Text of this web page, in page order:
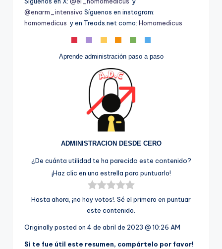
@enarm_intensivo Síguenos en instagram:
homomedicus y en Treads.net como: Homomedicus
Aprende administración paso a paso
ADMINISTRACION DESDE CERO
¿De cuánta utilidad te ha parecido este contenido?
¡Haz clic en una estrella para puntuarlo!
Hasta ahora, ¡no hay votos!. Sé el primero en puntuar
este contenido.
Originally posted on 4 de abril de 2023 @ 10:26 AM
Si te fue útil este resumen, compártelo por favor!